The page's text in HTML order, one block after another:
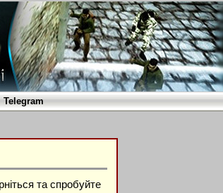
Telegram
та спробуйте